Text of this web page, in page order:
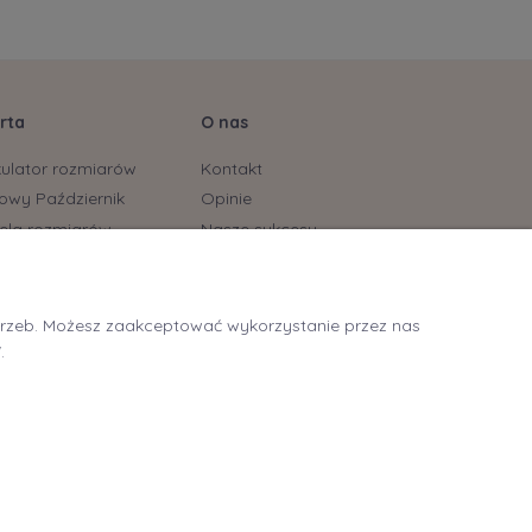
rozmiarów
Październik
rozmiarów
Tarnowskie Góry
O nas
Kontakt
Opinie
Nasze sukcesy
Możesz zaakceptować wykorzystanie przez nas